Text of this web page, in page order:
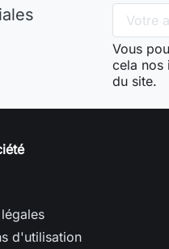
Vous
cela nos
du site.
d'utilisation